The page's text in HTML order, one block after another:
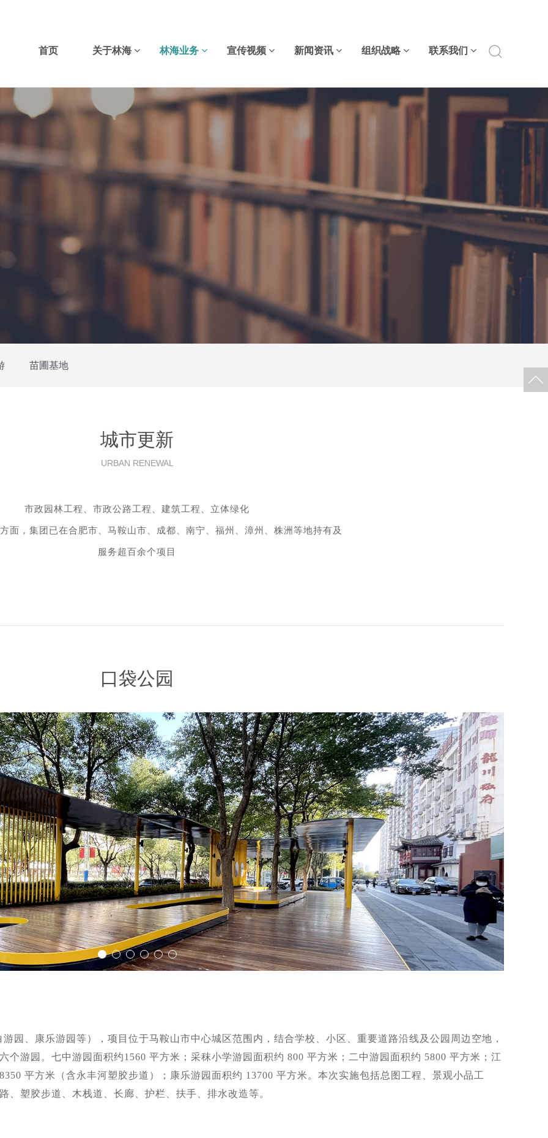
首页 关于林海 林海业务 宣传视频 新闻资讯 组织战略 联系我们
苗圃基地
城市更新
URBAN RENEWAL
市政园林工程、市政公路工程、建筑工程、立体绿化
面，集团已在合肥市、马鞍山市、成都、南宁、福州、漳州、株洲等地持有及
服务超百余个项目
口袋公园
园、康乐游园等），项目位于马鞍山市中心城区范围内，结合学校、小区、重要道路沿线及公园周边空地，
个游园。七中游园面积约1560 平方米；采秣小学游园面积约 800 平方米；二中游园面积约 5800 平方米；江
平方米（含永丰河塑胶步道）；康乐游园面积约 13700 平方米。本次实施包括总图工程、景观小品工
、塑胶步道、木栈道、长廊、护栏、扶手、排水改造等。